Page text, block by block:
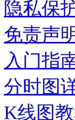
隐私保
免责声
入门指
分时图
K线图